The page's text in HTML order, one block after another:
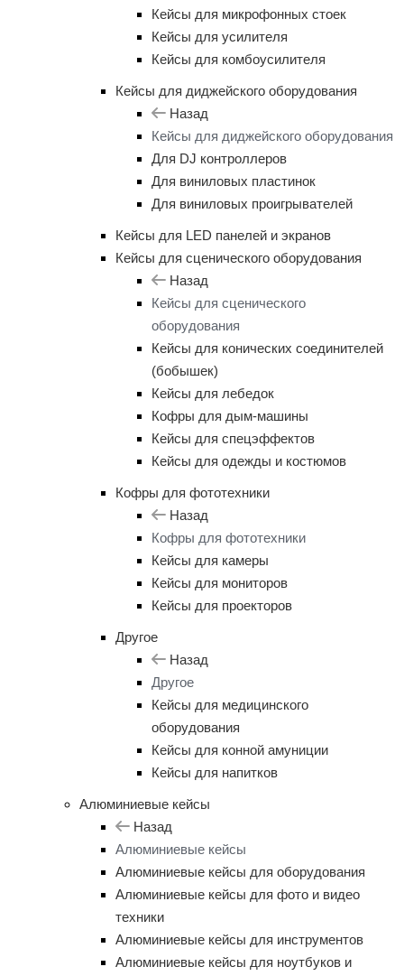
Кейсы для микрофонных стоек
Кейсы для усилителя
Кейсы для комбоусилителя
Кейсы для диджейского оборудования
Назад
Кейсы для диджейского оборудования
Для DJ контроллеров
Для виниловых пластинок
Для виниловых проигрывателей
Кейсы для LED панелей и экранов
Кейсы для сценического оборудования
Назад
Кейсы для сценического
оборудования
Кейсы для конических соединителей
(бобышек)
Кейсы для лебедок
Кофры для дым-машины
Кейсы для спецэффектов
Кейсы для одежды и костюмов
Кофры для фототехники
Назад
Кофры для фототехники
Кейсы для камеры
Кейсы для мониторов
Кейсы для проекторов
Другое
Назад
Другое
Кейсы для медицинского
оборудования
Кейсы для конной амуниции
Кейсы для напитков
Алюминиевые кейсы
Назад
Алюминиевые кейсы
Алюминиевые кейсы для оборудования
Алюминиевые кейсы для фото и видео
техники
Алюминиевые кейсы для инструментов
Алюминиевые кейсы для ноутбуков и